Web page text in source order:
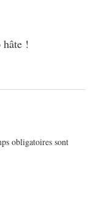
hâte !
obligatoires sont